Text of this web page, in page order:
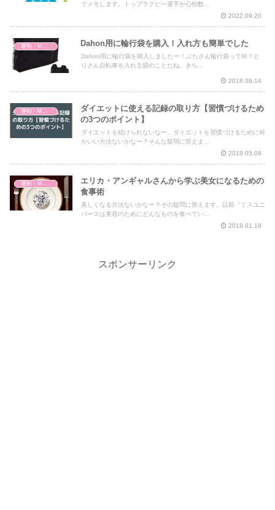
でメモします。トップラグビー選手が心拍数...
2022.09.20
運動・MMA・身体づくり Dahon用に輪行袋を購入！入れ方も簡単でした
Dahon用に輪行袋を購入しましたー！ぶたさん輪行袋って何？と
りさん自転車を入れる袋のことだね。きち...
2018.09.14
ダイエットに使える記録の取り方【習慣づけるため
の3つのポイント】
ダイエットを続けられないなー。ダイエットを習慣づけるために何
かいい方法ないかなー？そんな疑問に答えま...
2019.05.08
エリカ・アンギャルさんから学ぶ美女になるための
食事術
美しくなる方法ないかなー？その疑問に答えます。以前『ミスユニ
バースは美容のためにどんなものを食べてい...
2019.01.18
スポンサーリンク